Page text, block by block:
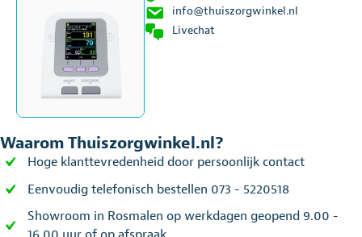
info@thuiszorgwinkel.nl
Livechat
Waarom Thuiszorgwinkel.nl?
Hoge klanttevredenheid door persoonlijk contact
Eenvoudig telefonisch bestellen 073 - 5220518
Showroom in Rosmalen op werkdagen geopend 9.00 -